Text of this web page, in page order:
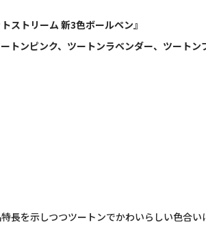
トストリーム 新3色ボールペン』
トンピンク、ツートンラベンダー、ツートン
長を示しつつツートンでかわいらしい色合い